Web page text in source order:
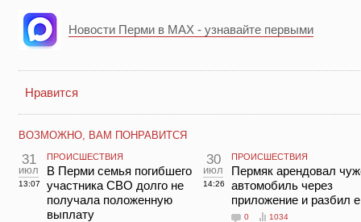
Новости Перми в MAX - узнавайте первыми
Нравится
ВОЗМОЖНО, ВАМ ПОНРАВИТСЯ
31
июл
13:07
ПРОИСШЕСТВИЯ
В Перми семья погибшего
участника СВО долго не
получала положенную
выплату
30
июл
14:26
ПРОИСШЕСТВИЯ
Пермяк арендовал
автомобиль через
приложение и разбил
0 1034